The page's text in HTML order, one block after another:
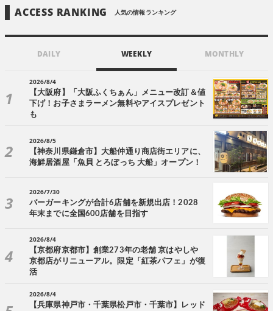
ACCESS RANKING 人気の情報ランキング
DAILY WEEKLY MONTHLY
2026/8/4
【大阪府】「大阪ふくちぁん」メニュー改訂＆値
下げ！お子さまラーメン無料やアイスプレゼント
も
2026/8/5
【神奈川県鎌倉市】大船仲通り商店街エリアに、
海鮮居酒屋「魚貝 とろぼっち 大船」オープン！
2026/7/30
バーガーキングが合計6店舗を新規出店！2028
年末までに全国600店舗を目指す
2026/8/4
【京都府京都市】創業273年の老舗 京はやしや
京都店がリニューアル。限定「紅茶パフェ」が復
活
2026/8/4
【兵庫県神戸市・千葉県松戸市・千葉市】レッド